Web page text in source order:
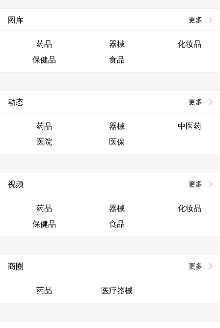
更多
图库
药品 器械
化妆品
保健品
食品
更多
动态
药品 器械
中医药
医院
医保
更多
视频
药品 器械
化妆品
保健品
食品
更多
商圈
药品 医疗器械